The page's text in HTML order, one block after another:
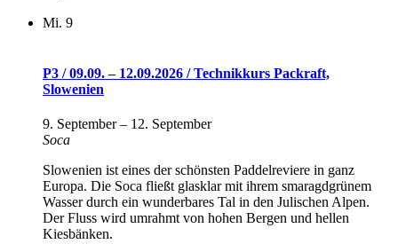
Mi. 9
P3 / 09.09. – 12.09.2026 / Technikkurs Packraft,
Slowenien
9. September– 12. September
Soca
Slowenien ist eines der schönsten Paddelreviere in ganz
Europa. Die Soca fließt glasklar mit ihrem smaragdgrünem
Wasser durch ein wunderbares Tal in den Julischen Alpen.
Der Fluss wird umrahmt von hohen Bergen und hellen
Kiesbänken.